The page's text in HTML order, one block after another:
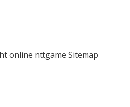
online nttgame Sitemap